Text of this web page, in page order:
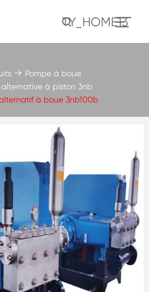
TY_HOME13
Pompe à boue
à piston 3nb
à boue 3nb100b